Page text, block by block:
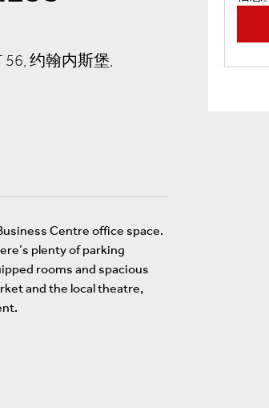
56, 约翰内斯堡,
Centre office space.
plenty of parking
rooms and spacious
and the local theatre,